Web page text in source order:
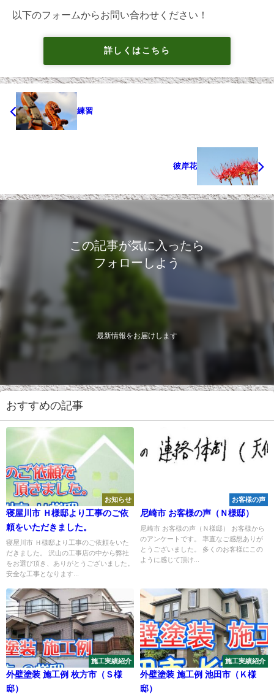
以下のフォームからお問い合わせください！
詳しくはこちら
練習
彼岸花
この記事が気に入ったら
フォローしよう
最新情報をお届けします
おすすめの記事
お知らせ
寝屋川市 Ｈ様邸より工事のご依
頼をいただきました。
寝屋川市 Ｈ様邸より工事のご依頼をいた
だきました。 沢山の工事店の中から弊社
をお選び頂き、ありがとうございました。
安全な工事となります...
お客様の声
尼崎市 お客様の声（Ｎ様邸）
尼崎市 お客様の声（Ｎ様邸） お客様から
のアンケートです。 率直なご感想ありが
とうございました。 多くのお客様にこの
ように感じて頂け...
施工実績紹介
外壁塗装 施工例 枚方市（Ｓ様
邸）
施工実績紹介
外壁塗装 施工例 池田市（Ｋ様
邸）